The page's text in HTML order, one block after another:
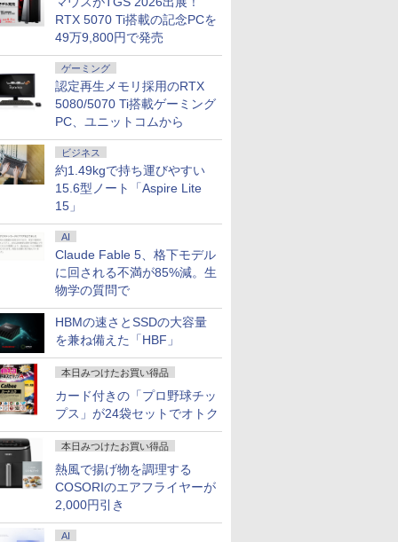
RTX 5070 Ti搭載の記念PCを
49万9,800円で発売
ゲーミング
認定再生メモリ採用のRTX
5080/5070 Ti搭載ゲーミング
PC、ユニットコムから
ビジネス
約1.49kgで持ち運びやすい
15.6型ノート「Aspire Lite
15」
AI
Claude Fable 5、格下モデル
に回される不満が85%減。生
物学の質問で
HBMの速さとSSDの大容量
を兼ね備えた「HBF」
本日みつけたお買い得品
カード付きの「プロ野球チッ
プス」が24袋セットでオトク
本日みつけたお買い得品
熱風で揚げ物を調理する
COSORIのエアフライヤーが
2,000円引き
AI